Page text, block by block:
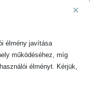
utáni
kíméletes
és a
Ha úgy érezzük, hogy a
×
élmény javítása
működéséhez, míg
élményt. Kérjük,